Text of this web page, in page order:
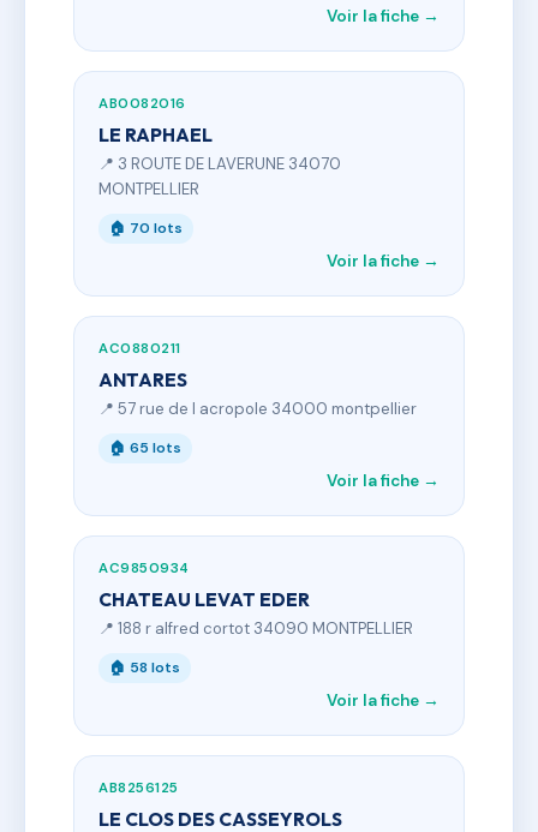
Voir la fiche →
AB0082016
LE RAPHAEL
📍 3 ROUTE DE LAVERUNE 34070
MONTPELLIER
🏠 70 lots
Voir la fiche →
AC0880211
ANTARES
📍 57 rue de l acropole 34000 montpellier
🏠 65 lots
Voir la fiche →
AC9850934
CHATEAU LEVAT EDER
📍 188 r alfred cortot 34090 MONTPELLIER
🏠 58 lots
Voir la fiche →
AB8256125
LE CLOS DES CASSEYROLS